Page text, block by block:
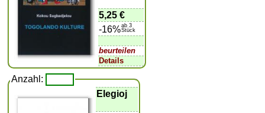
5,25 €
-16%ab 3
Stück
beurteilen
Details
Anzahl:
Elegioj